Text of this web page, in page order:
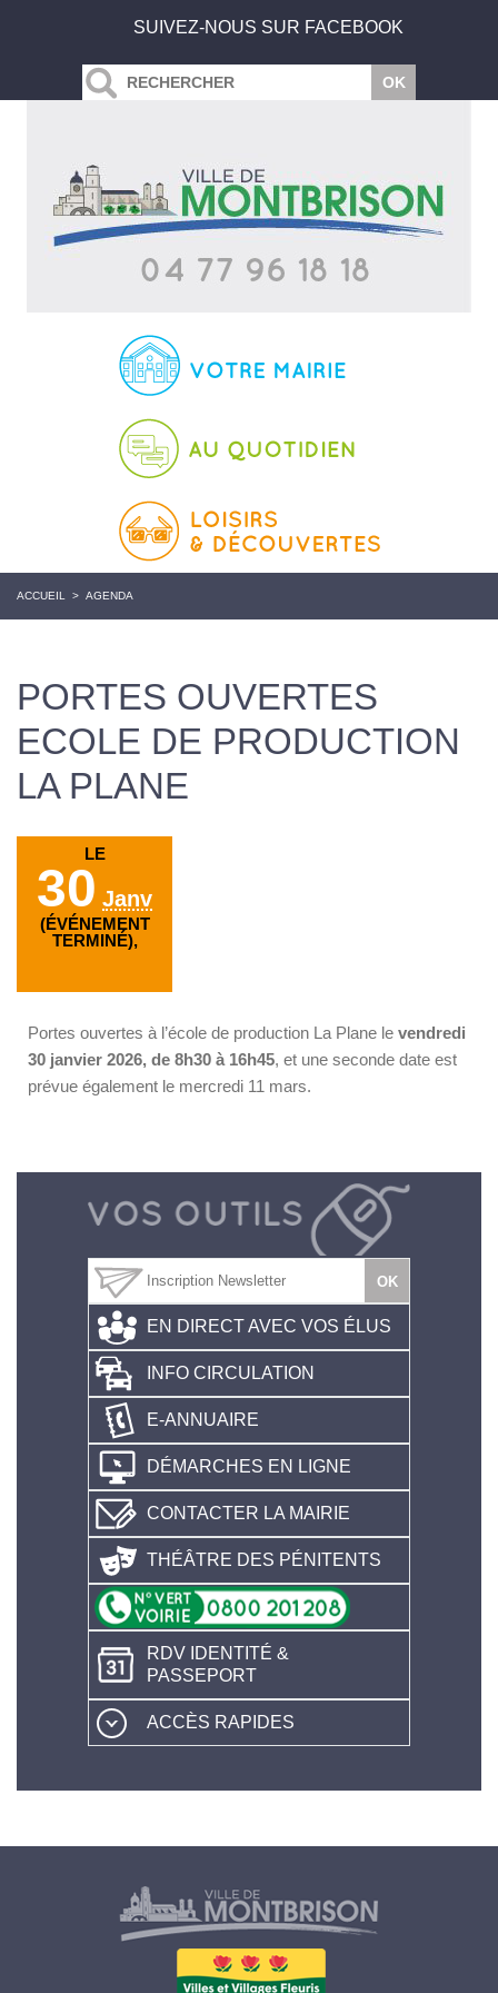
SUIVEZ-NOUS SUR FACEBOOK
ACCUEIL > AGENDA
PORTES OUVERTES
ECOLE DE PRODUCTION
LA PLANE
LE
30 Janv
(ÉVÉNEMENT
TERMINÉ),
Portes ouvertes à l’école de production La Plane le vendredi
30 janvier 2026, de 8h30 à 16h45, et une seconde date est
prévue également le mercredi 11 mars.
EN DIRECT AVEC VOS ÉLUS
INFO CIRCULATION
E-ANNUAIRE
DÉMARCHES EN LIGNE
CONTACTER LA MAIRIE
THÉÂTRE DES PÉNITENTS
RDV IDENTITÉ &
PASSEPORT
ACCÈS RAPIDES